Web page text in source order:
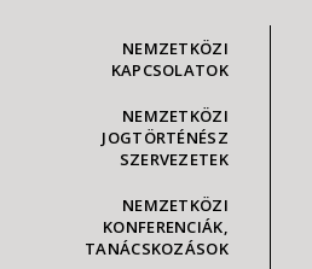
NEMZETKÖZI
KAPCSOLATOK
NEMZETKÖZI
JOGTÖRTÉNÉSZ
SZERVEZETEK
NEMZETKÖZI
KONFERENCIÁK,
TANÁCSKOZÁSOK